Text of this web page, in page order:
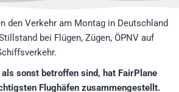
den Verkehr am Montag in Deutschland
bei Flügen, Zügen, ÖPNV auf
sonst betroffen sind, hat FairPlane
Flughäfen zusammengestellt.